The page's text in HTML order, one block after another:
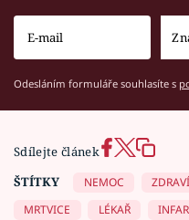
Odesláním formuláře souhlasíte s
Sdílejte článek
ŠTÍTKY
NEMOC ZDRAVÍ
MRTVICE
LÉKAŘ